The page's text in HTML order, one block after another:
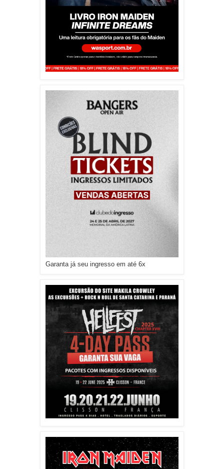
Garanta já seu ingresso em até 6x